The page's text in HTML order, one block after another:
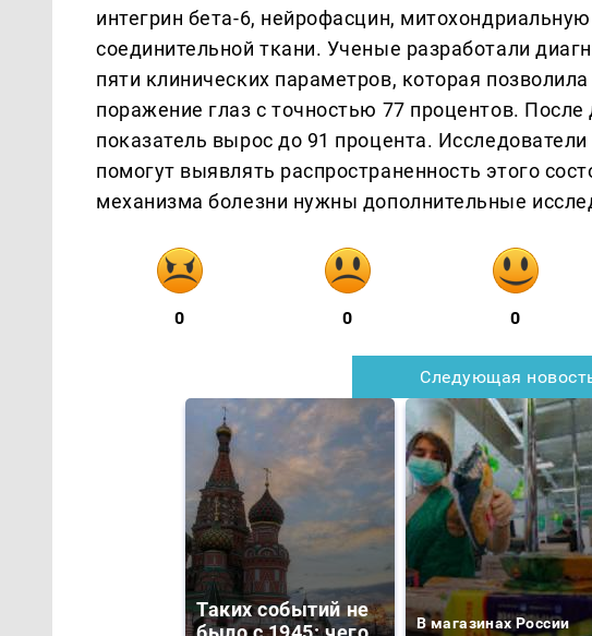
интегрин бета-6, нейрофасцин,
соединительной ткани. Ученые разработали
пяти клинических параметров, которая
поражение глаз с точностью 77 процентов.
показатель вырос до 91 процента.
помогут выявлять распространенность этого
механизма болезни нужны дополнительные
0 0 0
Следующая
Таких событий не
В магазинах России